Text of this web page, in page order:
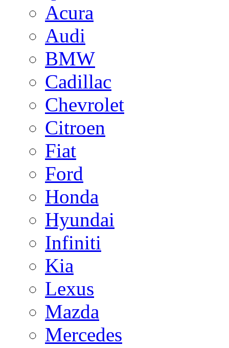
Acura
Audi
BMW
Cadillac
Chevrolet
Citroen
Fiat
Ford
Honda
Hyundai
Infiniti
Kia
Lexus
Mazda
Mercedes